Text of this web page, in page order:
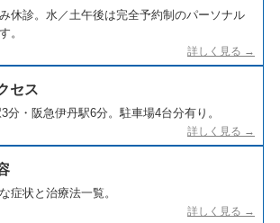
休診。水／土午後は完全予約制のパーソナル
。
分・阪急伊丹駅6分。駐車場4台分有り。
セス
症状と治療法一覧。